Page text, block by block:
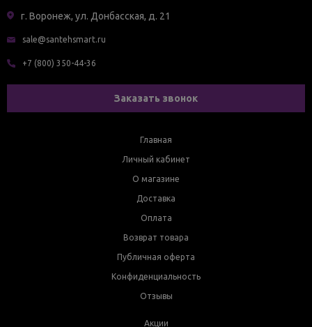
г. Воронеж, ул. Донбасская, д. 21
sale@santehsmart.ru
+7 (800) 350-44-36
Заказать звонок
Главная
Личный кабинет
О магазине
Доставка
Оплата
Возврат товара
Публичная оферта
Конфиденциальность
Отзывы
Акции